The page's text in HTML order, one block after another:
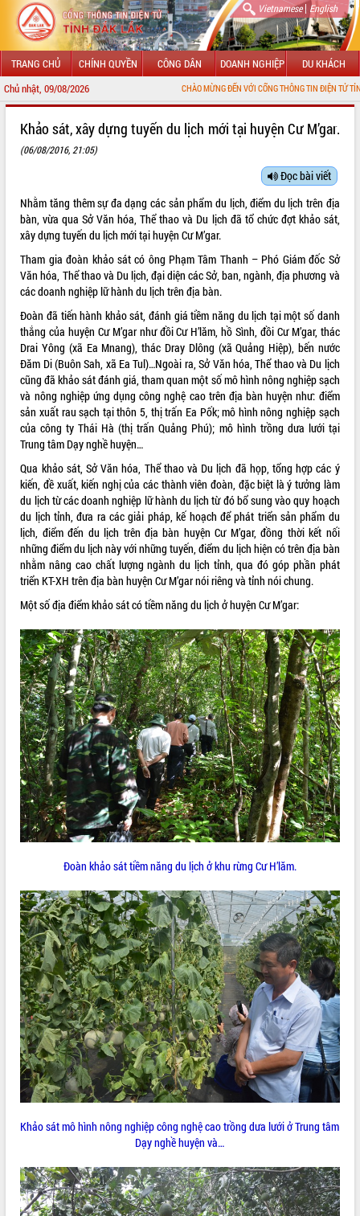
Vietnamese| English
TRANG CHỦ CHÍNH QUYỀN CÔNG DÂN DOANH NGHIỆP DU KHÁCH
Chủ nhật, 09/08/2026 CHÀO MỪNG ĐẾN VỚI CỔNG THÔNG TIN ĐIỆN TỬ TỈNH ĐẮK LẮK
LÃNH ĐẠO UBND TỈNH
SỞ, BAN, NGÀNH
THÔNG TIN CHỈ ĐẠO ĐIỀU HÀNH
HỆ THỐNG VĂN BẢN
VĂN BẢN HĐND TỈNH
ĐIỂM TIN VĂN BẢN
QUY HOẠCH - KẾ HOẠCH
VIDEO
Không có file video nào để phát.
ALBUM ẢNH
LIÊN KẾT WEB
THỐNG KÊ TRUY CẬP
Hôm nay:
9913
Tất cả: 66095581
Khảo sát, xây dựng tuyến du lịch mới tại huyện Cư M’gar.
(06/08/2016, 21:05)
Đọc bài viết
Nhằm tăng thêm sự đa dạng các sản phẩm du lịch, điểm du lịch trên địa
bàn, vừa qua Sở Văn hóa, Thể thao và Du lịch đã tổ chức đợt khảo sát,
xây dựng tuyến du lịch mới tại huyện Cư M’gar.
Tham gia đoàn khảo sát có ông Phạm Tâm Thanh – Phó Giám đốc Sở
Văn hóa, Thể thao và Du lịch, đại diện các Sở, ban, ngành, địa phương và
các doanh nghiệp lữ hành du lịch trên địa bàn.
Đoàn đã tiến hành khảo sát, đánh giá tiềm năng du lịch tại một số danh
thắng của huyện Cư M’gar như đồi Cư H’lăm, hồ Sình, đồi Cư M’gar, thác
Drai Yông (xã Ea Mnang), thác Dray Dlông (xã Quảng Hiệp), bến nước
Đăm Di (Buôn Sah, xã Ea Tul)…Ngoài ra, Sở Văn hóa, Thể thao và Du lịch
cũng đã khảo sát đánh giá, tham quan một số mô hình nông nghiệp sạch
và nông nghiệp ứng dụng công nghệ cao trên địa bàn huyện như: điểm
sản xuất rau sạch tại thôn 5, thị trấn Ea Pốk; mô hình nông nghiệp sạch
của công ty Thái Hà (thị trấn Quảng Phú); mô hình trồng dưa lưới tại
Trung tâm Dạy nghề huyện…
Qua khảo sát, Sở Văn hóa, Thể thao và Du lịch đã họp, tổng hợp các ý
kiến, đề xuất, kiến nghị của các thành viên đoàn, đặc biệt là ý tưởng làm
du lịch từ các doanh nghiệp lữ hành du lịch từ đó bổ sung vào quy hoạch
du lịch tỉnh, đưa ra các giải pháp, kế hoạch để phát triển sản phẩm du
lịch, điểm đến du lịch trên địa bàn huyện Cư M’gar, đồng thời kết nối
những điểm du lịch này với những tuyến, điểm du lịch hiện có trên địa bàn
nhằm nâng cao chất lượng ngành du lịch tỉnh, qua đó góp phần phát
triển KT-XH trên địa bàn huyện Cư M’gar nói riêng và tỉnh nói chung.
Một số địa điểm khảo sát có tiềm năng du lịch ở huyện Cư M’gar:
Đoàn khảo sát tiềm năng du lịch ở khu rừng Cư H’lăm.
Khảo sát mô hình nông nghiệp công nghệ cao trồng dưa lưới ở Trung tâm
Dạy nghề huyện và…